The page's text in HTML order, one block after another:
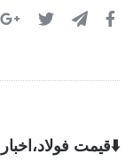
⬇️قیمت